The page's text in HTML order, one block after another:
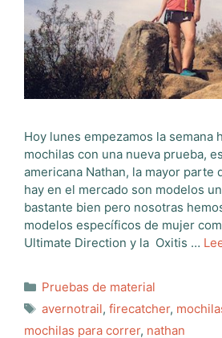
Hoy lunes empezamos la semana
mochilas con una nueva prueba,
americana Nathan, la mayor parte
hay en el mercado son modelos
bastante bien pero nosotras
modelos específicos de mujer
Ultimate Direction y la Oxitis …
Categorías
Pruebas de material
Etiquetas
avernotrail, firecatcher,
mochilas para correr, nathan